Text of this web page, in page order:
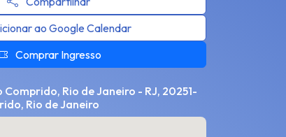
ao Google Calendar
Comprar Ingresso
Comprido, Rio de Janeiro - RJ, 20251-
Rio de Janeiro